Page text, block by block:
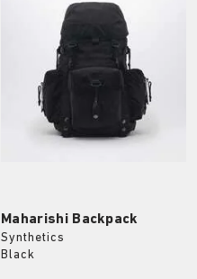
Maharishi Backpack
Synthetics
Black